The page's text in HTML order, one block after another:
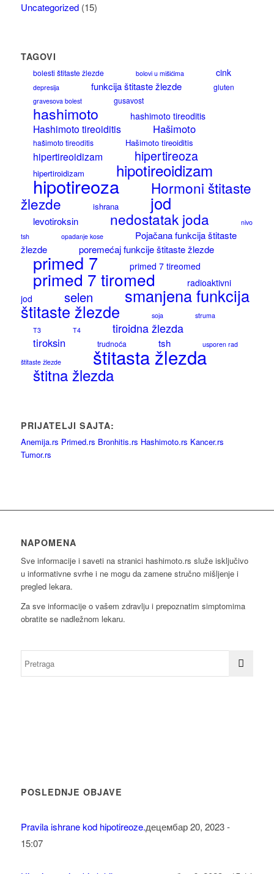
Uncategorized(15)
TAGOVI
bolesti štitaste žlezde bolovi u mišićima cink
depresija funkcija štitaste žlezde gluten
gravesova bolest gusavost
hashimoto hashimoto tireoditis
Hashimoto tireoiditis Hašimoto
hašimoto tireoditis Hašimoto tireoiditis
hipertireoidizam hipertireoza
hipertiroidizam hipotireoidizam
hipotireoza
Hormoni štitaste
žlezde
ishrana jod
levotiroksin nedostatak joda
nivo
tsh
opadanje kose
Pojačana funkcija štitaste
žlezde
poremećaj funkcije štitaste žlezde
primed 7 primed 7 tireomed
primed 7 tiromed
radioaktivni
jod
selen smanjena funkcija
štitaste žlezde soja
struma
T3
T4 tiroidna žlezda
tiroksin trudnoća tsh
usporen rad
štitaste žlezde
štitasta žlezda
štitna žlezda
PRIJATELJI SAJTA:
Anemija.rs Primed.rs Bronhitis.rs Hashimoto.rs Kancer.rs
Tumor.rs
NAPOMENA
Sve informacije i saveti na stranici hashimoto.rs služe isključivo
u informativne svrhe i ne mogu da zamene stručno mišljenje i
pregled lekara.
Za sve informacije o vašem zdravlju i prepoznatim simptomima
obratite se nadležnom lekaru.
POSLEDNJE OBJAVE
Pravila ishrane kod hipotireoze.децембар 20, 2023 -
15:07